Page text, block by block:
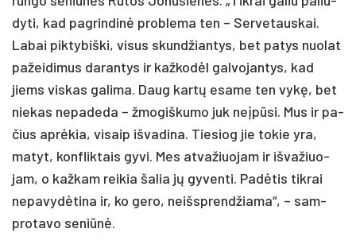
dy­ti, kad pa­grin­di­nė pro­ble­ma ten – Ser­ve­taus­kai.
La­bai pik­ty­biš­ki, vi­sus skun­džian­tys, bet pa­tys nuo­lat
pa­žei­di­mus da­ran­tys ir kaž­ko­dėl gal­vo­jan­tys, kad
jiems vis­kas ga­li­ma. Daug kar­tų esa­me ten vy­kę, bet
nie­kas ne­pa­de­da – žmo­giš­ku­mo juk neį­pū­si. Mus ir pa­
čius ap­rė­kia, vi­saip iš­va­di­na. Tie­siog jie to­kie yra,
ma­tyt, konf­lik­tais gy­vi. Mes at­va­žiuo­jam ir iš­va­žiuo­
jam, o kaž­kam rei­kia ša­lia jų gy­ven­ti. Pa­dė­tis tik­rai
ne­pa­vy­dė­ti­na ir, ko ge­ro, neišsp­ren­džia­ma“, – sam­
pro­ta­vo se­niū­nė.